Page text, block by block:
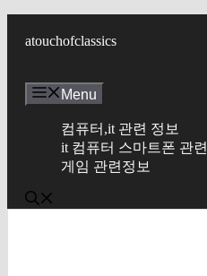
atouchofclassics
Menu
컴퓨터,it 관련 정보
it 컴퓨터 스마트폰 관
게임 관련정보